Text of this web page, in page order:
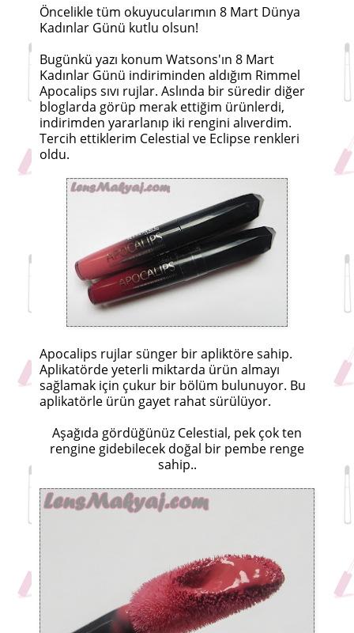
Öncelikle tüm okuyucularımın 8 Mart Dünya
Kadınlar Günü kutlu olsun!
Bugünkü yazı konum Watsons'ın 8 Mart
Kadınlar Günü indiriminden aldığım Rimmel
Apocalips sıvı rujlar. Aslında bir süredir diğer
bloglarda görüp merak ettiğim ürünlerdi,
indirimden yararlanıp iki rengini alıverdim.
Tercih ettiklerim Celestial ve Eclipse renkleri
oldu.
Apocalips rujlar sünger bir apliktöre sahip.
Aplikatörde yeterli miktarda ürün almayı
sağlamak için çukur bir bölüm bulunuyor. Bu
aplikatörle ürün gayet rahat sürülüyor.
Aşağıda gördüğünüz Celestial, pek çok ten
rengine gidebilecek doğal bir pembe renge
sahip..